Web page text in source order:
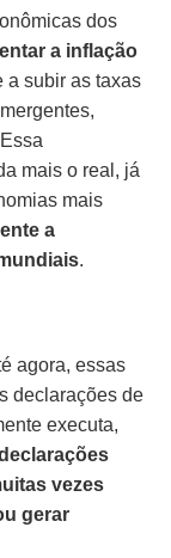
dos
a inflação
a subir as taxas
mais o real, já
mais
a
.
agora, essas
declarações de
executa,
vezes
gerar